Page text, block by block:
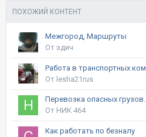
ПОХОЖИЙ КОНТЕНТ
Межгород, Маршруты
От эдич
От lesha21rus
Перевозка опасных грузов.
От НИК 464
Как работать по безналу